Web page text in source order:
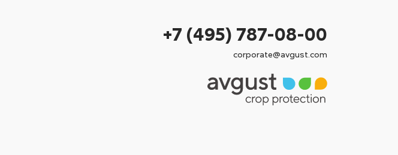
+7 (495) 787-08-00
corporate@avgust.com